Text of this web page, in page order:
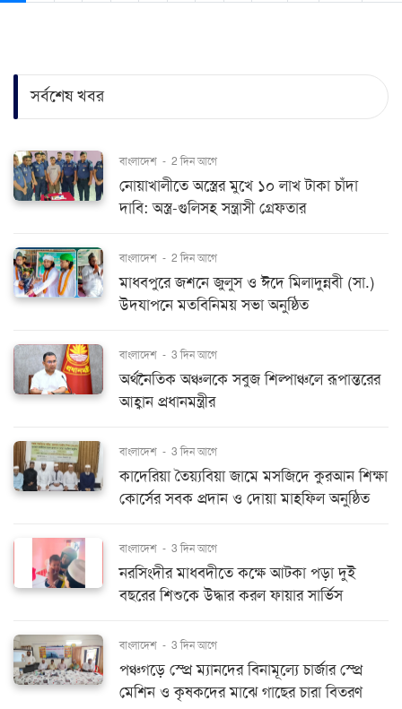
সর্বশেষ খবর
বাংলাদেশ - 2 দিন আগে
নোয়াখালীতে অস্ত্রের মুখে ১০ লাখ টাকা চাঁদা
দাবি: অস্ত্র-গুলিসহ সন্ত্রাসী গ্রেফতার
বাংলাদেশ - 2 দিন আগে
মাধবপুরে জশনে জুলুস ও ঈদে মিলাদুন্নবী (সা.)
উদযাপনে মতবিনিময় সভা অনুষ্ঠিত
বাংলাদেশ - 3 দিন আগে
অর্থনৈতিক অঞ্চলকে সবুজ শিল্পাঞ্চলে রূপান্তরের
আহ্বান প্রধানমন্ত্রীর
বাংলাদেশ - 3 দিন আগে
কাদেরিয়া তৈয়্যবিয়া জামে মসজিদে কুরআন শিক্ষা
কোর্সের সবক প্রদান ও দোয়া মাহফিল অনুষ্ঠিত
বাংলাদেশ - 3 দিন আগে
নরসিংদীর মাধবদীতে কক্ষে আটকা পড়া দুই
বছরের শিশুকে উদ্ধার করল ফায়ার সার্ভিস
বাংলাদেশ - 3 দিন আগে
পঞ্চগড়ে স্প্রে ম্যানদের বিনামূল্যে চার্জার স্প্রে
মেশিন ও কৃষকদের মাঝে গাছের চারা বিতরণ